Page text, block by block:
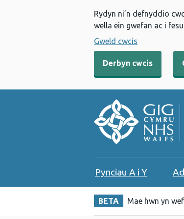
Rydyn ni’n defnyddio
wella ein gwefan ac i
Gweld cwcis
Derbyn cwcis
Pynciau A i Y
BETA Mae hwn yn